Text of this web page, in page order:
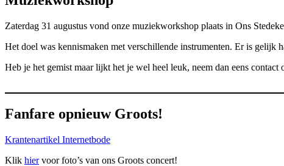
Zaterdag 31 augustus vond onze muziekworkshop plaats in Ons
Het doel was kennismaken met verschillende instrumenten. Er is gelijk
Heb je het gemist maar lijkt het je wel heel leuk, neem dan eens
Fanfare opnieuw Groots!
Krantenartikel Internetbode
Klik hiervoor foto’s van ons Groots concert!